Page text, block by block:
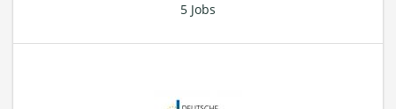
5 Jobs